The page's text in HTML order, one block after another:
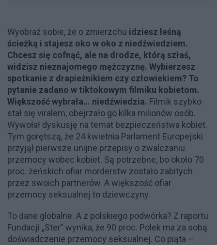
Wyobraź sobie, że o zmierzchu idziesz leśną
ścieżką i stajesz oko w oko z niedźwiedziem.
Chcesz się cofnąć, ale na drodze, którą szłaś,
widzisz nieznajomego mężczyznę. Wybierzesz
spotkanie z drapieżnikiem czy człowiekiem? To
pytanie zadano w tiktokowym filmiku kobietom.
Większość wybrała… niedźwiedzia. Filmik szybko
stał się viralem, obejrzało go kilka milionów osób.
Wywołał dyskusję na temat bezpieczeństwa kobiet.
Tym gorętszą, że 24 kwietnia Parlament Europejski
przyjął pierwsze unijne przepisy o zwalczaniu
przemocy wobec kobiet. Są potrzebne, bo około 70
proc. żeńskich ofiar morderstw zostało zabitych
przez swoich partnerów. A większość ofiar
przemocy seksualnej to dziewczyny.
To dane globalne. A z polskiego podwórka? Z raportu
Fundacji „Ster” wynika, że 90 proc. Polek ma za sobą
doświadczenie przemocy seksualnej. Co piąta –